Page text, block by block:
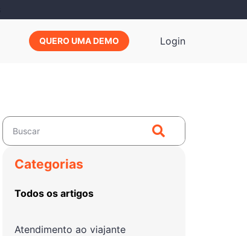
QUERO UMA DEMO Login
Categorias
Todos os artigos
Atendimento ao viajante